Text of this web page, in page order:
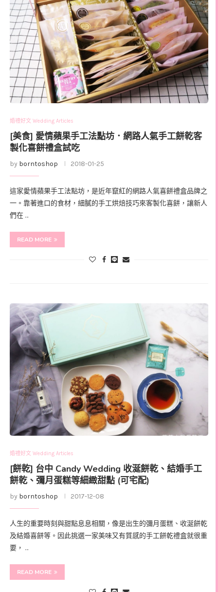
婚禮好文 Wedding Articles
[美食] 愛情蘋果手工法點坊．網路人氣手工餅乾客
製化喜餅禮盒試吃
by borntoshop 2018-01-25
這家愛情蘋果手工法點坊，是近年竄紅的網路人氣喜餅禮盒品牌之
一。靠著進口的食材，細膩的手工烘焙技巧來客製化喜餅，讓新人
們在 …
READ MORE
婚禮好文 Wedding Articles
[餅乾] 台中 Candy Wedding 收涎餅乾、結婚手工
餅乾、彌月蛋糕等細緻甜點 (可宅配)
by borntoshop 2017-12-08
人生的重要時刻與甜點息息相關，像是出生的彌月蛋糕、收涎餅乾
及結婚喜餅等。因此挑選一家美味又有質感的手工餅乾禮盒就很重
要， …
READ MORE